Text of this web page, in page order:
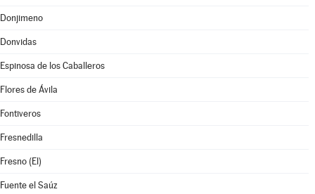
Donjimeno
Donvidas
Espinosa de los Caballeros
Flores de Ávila
Fontiveros
Fresnedilla
Fresno (El)
Fuente el Saúz